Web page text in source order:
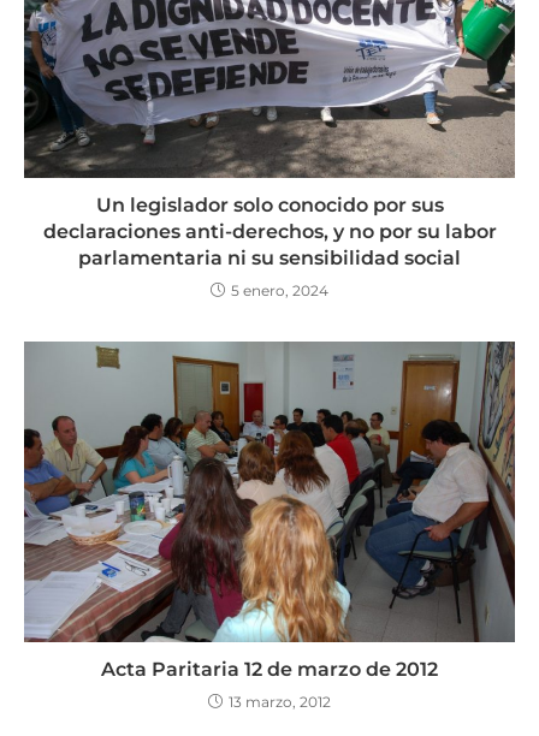
Un legislador solo conocido por sus
declaraciones anti-derechos, y no por su labor
parlamentaria ni su sensibilidad social
5 enero, 2024
Acta Paritaria 12 de marzo de 2012
13 marzo, 2012